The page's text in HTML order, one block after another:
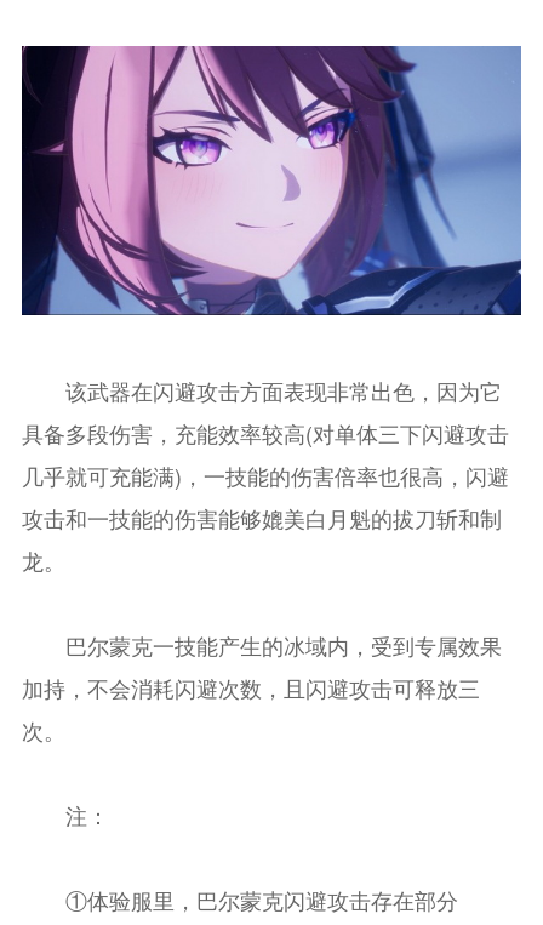
该武器在闪避攻击方面表现非常出色，因为它
具备多段伤害，充能效率较高(对单体三下闪避攻击
几乎就可充能满)，一技能的伤害倍率也很高，闪避
攻击和一技能的伤害能够媲美白月魁的拔刀斩和制
龙。
巴尔蒙克一技能产生的冰域内，受到专属效果
加持，不会消耗闪避次数，且闪避攻击可释放三
次。
注：
①体验服里，巴尔蒙克闪避攻击存在部分